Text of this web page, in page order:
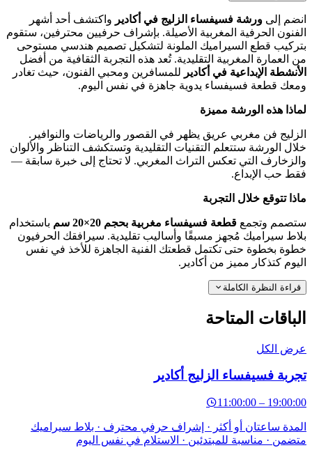
إلى ورشة فسيفساء الزليج في أكاديرواكتشف أحد أشهر
الحرفية المغربية الأصيلة. بإشراف حرفيين محترفين، ستقوم
قطع السيراميك الملونة لتشكيل تصميم هندسي مستوحى
المغربية التقليدية. تُعد هذه التجربة الثقافية من أفضل
الإبداعية في أكاديرللمسافرين ومحبي الفنون، حيث تغادر
قطعة فسيفساء يدوية جاهزة في نفس اليوم.
هذه الورشة مميزة
فن مغربي عريق يظهر في القصور والرياضات والنوافير.
الورشة ستتعلم التقنيات التقليدية وتستكشف التناظر والألوان
التي تعكس التراث المغربي. لا تحتاج إلى خبرة سابقة —
حب الإبداع.
تتوقع خلال التجربة
وتجمعقطعة فسيفساء مغربية بحجم 20×20 سم
باستخدام
سيراميك مُجهز مسبقًا وأساليب تقليدية. سيرافقك الحرفيون
بخطوة حتى تكتمل قطعتك الفنية الجاهزة للأخذ في نفس
كتذكار مميز من أكادير.
النظرة الكاملة
المتاحة
الكل
فسيفساء الزليج أكادير
11:00:00–
ساعتان أو أكثر · إشراف حرفي محترف · بلاط سيراميك
· مناسبة للمبتدئين · الاستلام في نفس اليوم